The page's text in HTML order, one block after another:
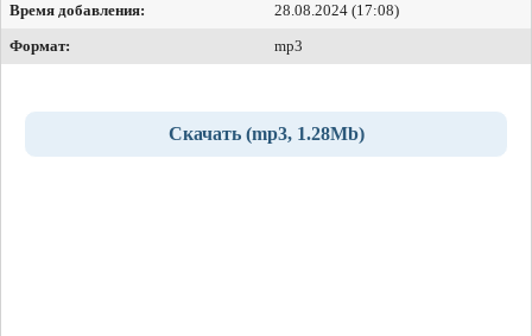
Время добавления:
28.08.2024 (17:08)
Формат:
mp3
Скачать (mp3, 1.28Mb)